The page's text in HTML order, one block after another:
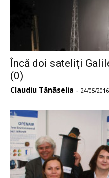
Încă doi sateliți
(0)
Claudiu Tănăselia - 24/05/2016